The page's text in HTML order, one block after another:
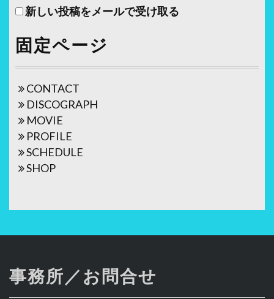
新しい投稿をメールで受け取る
固定ページ
CONTACT
DISCOGRAPH
MOVIE
PROFILE
SCHEDULE
SHOP
事務所／お問合せ